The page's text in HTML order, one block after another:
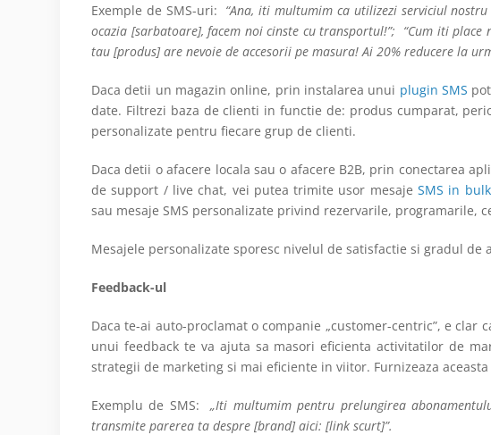
Exemple de SMS-uri: “Ana, iti multumim ca utilizezi serviciul
ocazia [sarbatoare], facem noi cinste cu transportul!”; “Cum iti
tau [produs] are nevoie de accesorii pe masura! Ai 20% reducere la
Daca detii un magazin online, prin instalarea unui plugin SMS
date. Filtrezi baza de clienti in functie de: produs cumparat,
personalizate pentru fiecare grup de clienti.
Daca detii o afacere locala sau o afacere B2B, prin conectarea
de support / live chat, vei putea trimite usor mesaje SMS in bulk
sau mesaje SMS personalizate privind rezervarile, programarile,
Mesajele personalizate sporesc nivelul de satisfactie si gradul de
Feedback-ul
Daca te-ai auto-proclamat o companie „customer-centric”, e
unui feedback te va ajuta sa masori eficienta activitatilor de
strategii de marketing si mai eficiente in viitor. Furnizeaza
Exemplu de SMS:
„Iti multumim pentru prelungirea
transmite parerea ta despre [brand] aici: [link scurt]”.